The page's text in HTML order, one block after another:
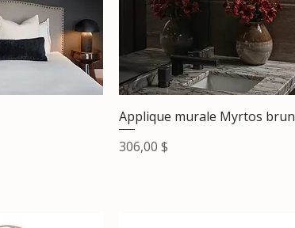
Applique murale Myrtos brun
Prix
306,00 $